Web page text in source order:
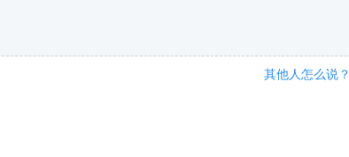
其他人怎么说？